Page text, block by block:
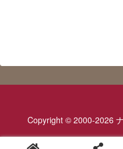
Copyright © 2000-2026